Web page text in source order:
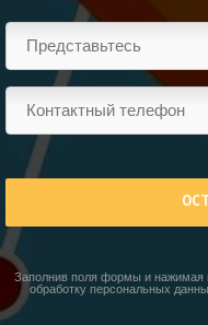
Заполнив поля формы и нажимая
обработку персональных